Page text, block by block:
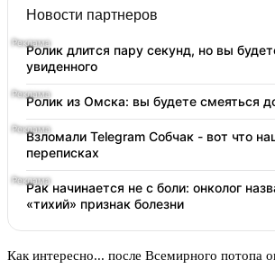
Новости партнеров
Ролик длится пару секунд, но вы
увиденного
Ролик из Омска: вы будете смеяться
Взломали Telegram Собчак - вот что
переписках
Рак начинается не с боли: онколог
«тихий» признак болезни
Как интересно... после Всемирного потопа